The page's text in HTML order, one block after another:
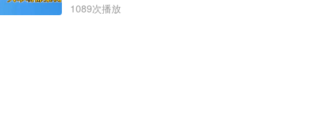
1089次播放